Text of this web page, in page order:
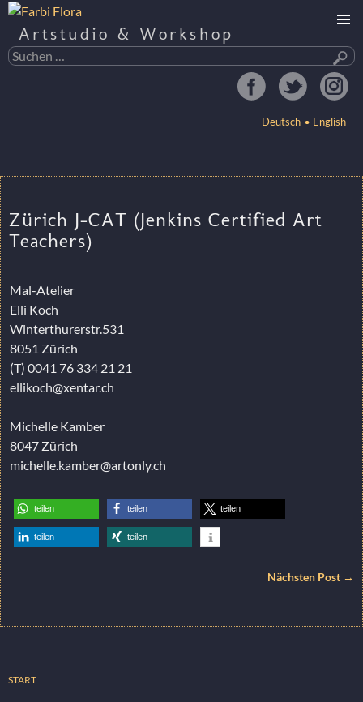
Artstudio & Workshop
Suchen
nach:
English
Deutsch
Zürich J-CAT (Jenkins Certified Art
Teachers)
Mal-Atelier
Elli Koch
Winterthurerstr.531
8051 Zürich
(T) 0041 76 334 21 21
ellikoch@xentar.ch
Michelle Kamber
8047 Zürich
michelle.kamber@artonly.ch
teilen teilen teilen
teilen teilen
Nächsten Post →
START